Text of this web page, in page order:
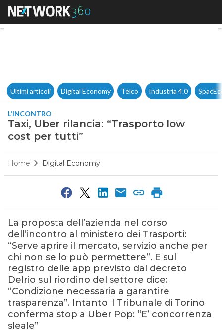
Taxi, Uber rilancia:
Ultimi articoli Digital Economy Telco Industria 4.0
L'INCONTRO
Taxi, Uber rilancia: “Trasporto low
cost per tutti”
Home Digital Economy
La proposta dell’azienda nel corso
dell’incontro al ministero dei Trasporti:
“Serve aprire il mercato, servizio anche per
chi non se lo può permettere”. E sul
registro delle app previsto dal decreto
Delrio sul riordino del settore dice:
“Condizione necessaria a garantire
trasparenza”. Intanto il Tribunale di Torino
conferma stop a Uber Pop: “E’ concorrenza
sleale”